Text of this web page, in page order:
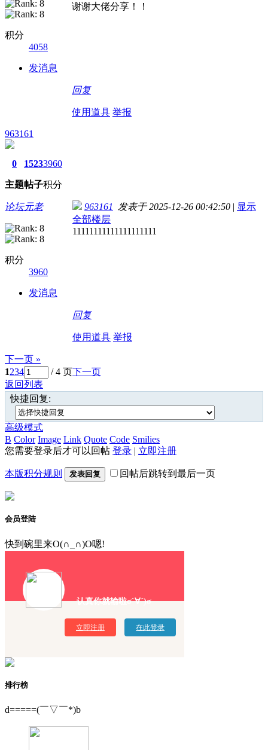
积分
4058
发消息
谢谢大佬分享！！
回复
使用道具 举报
963161
0
主题
1523
帖子
3960
积分
论坛元老
积分
3960
发消息
963161 发表于 2025-12-26 00:42:50 | 显示
全部楼层
11111111111111111111
回复
使用道具 举报
下一页 »
1234 / 4 页下一页
返回列表
快捷回复:
高级模式
B Color Image Link Quote Code Smilies
您需要登录后才可以回帖 登录 | 立即注册
本版积分规则 发表回复 回帖后跳转到最后一页
会员登陆
快到碗里来O(∩_∩)O嗯!
认真你就输啦σ`∀´)σ
立即注册 在此登录
排行榜
d=====(￣▽￣*)b